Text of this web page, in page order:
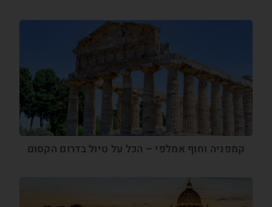
קמפניה וחוף אמלפי – הכל על טיול בדרום הקסום